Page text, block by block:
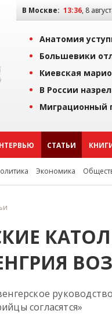
В Москве: 13:36, 8
Анатомия
Большевики
Киевская
В России
Миграционный
СТАТЬИ
Экономика
согласятся»